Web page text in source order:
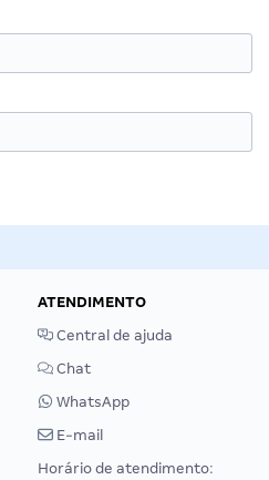
ATENDIMENTO
Central de ajuda
Chat
WhatsApp
E-mail
Horário de atendimento: